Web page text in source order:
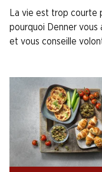
La vie est trop courte
pourquoi Denner vous
et vous conseille